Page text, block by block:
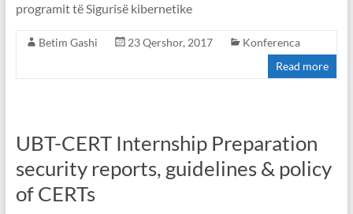
programit të Sigurisë kibernetike
Betim Gashi 23 Qershor, 2017
Konferenca
Read more
UBT-CERT Internship Preparation
security reports, guidelines & policy
of CERTs